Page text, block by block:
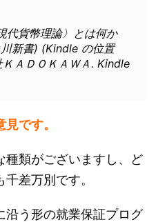
代貨幣理論〉とは何か
新書) (Kindle の位置
ＡＤＯＫＡＷＡ. Kindle
です。
種類がございますし、ど
差万別です。
沿う形の就業保証プログ